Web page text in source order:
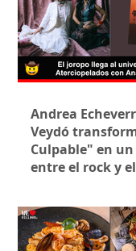
Andrea
Veydó
Culpable" en
entre el rock y